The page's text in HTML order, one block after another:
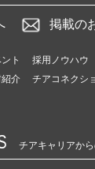
掲載の
ト 採用ノウハウ
紹介 チアコネクシ
チアキャリアか